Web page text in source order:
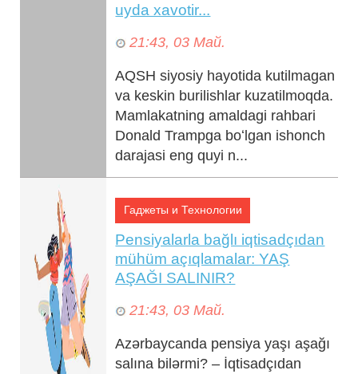
uyda xavotir...
21:43, 03 Май.
AQSH siyosiy hayotida kutilmagan
va keskin burilishlar kuzatilmoqda.
Mamlakatning amaldagi rahbari
Donald Trampga boʻlgan ishonch
darajasi eng quyi n...
Гаджеты и Технологии
Pensiyalarla bağlı iqtisadçıdan
mühüm açıqlamalar: YAŞ
AŞAĞI SALINIR?
21:43, 03 Май.
Azərbaycanda pensiya yaşı aşağı
salına bilərmi? – İqtisadçıdan